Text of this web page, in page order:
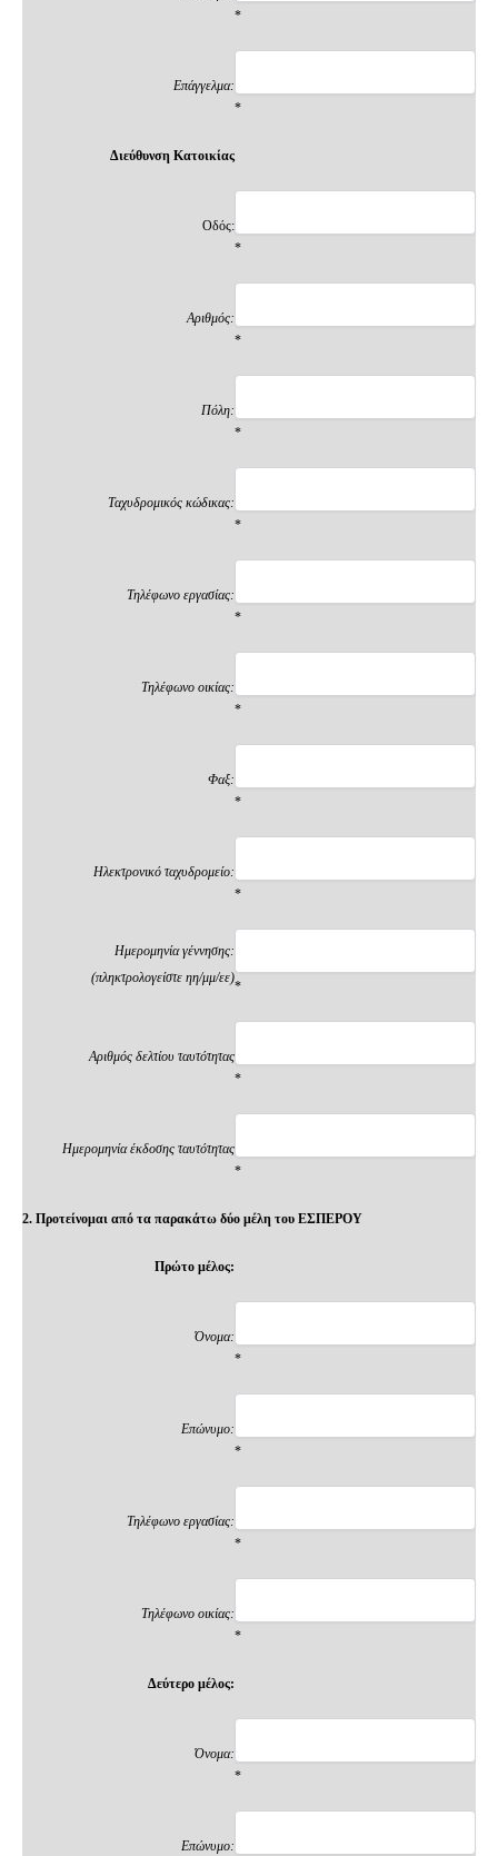
*
Επάγγελμα:
*
Διεύθυνση Κατοικίας
Οδός:
*
Αριθμός:
*
Πόλη:
*
Ταχυδρομικός κώδικας:
*
Τηλέφωνο εργασίας:
*
Τηλέφωνο οικίας:
*
Φαξ:
*
Ηλεκτρονικό ταχυδρομείο:
*
Ημερομηνία γέννησης:
(πληκτρολογείστε ηη/μμ/εε)
*
Αριθμός δελτίου ταυτότητας
*
Ημερομηνία έκδοσης ταυτότητας
*
2. Προτείνομαι από τα παρακάτω δύο μέλη του ΕΣΠΕΡΟΥ
Πρώτο μέλος:
Όνομα:
*
Επώνυμο:
*
Τηλέφωνο εργασίας:
*
Τηλέφωνο οικίας:
*
Δεύτερο μέλος:
Όνομα:
*
Επώνυμο: